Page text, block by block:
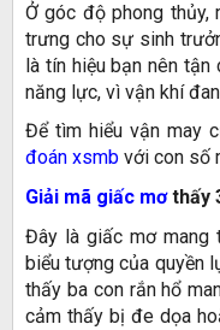
Ở góc độ phong thủy,
trưng cho sự sinh
là tín hiệu bạn nên
năng lực, vì vận khí
Để tìm hiểu vận may
đoán xsmb với con số
Giải mã giấc mơthấy
Đây là giấc mơ mang
biểu tượng của quyền
thấy ba con rắn hổ
cảm thấy bị đe dọa